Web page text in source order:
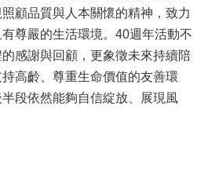
顧品質與人本關懷的精神，致力
尊嚴的生活環境。40週年活動不
感謝與回顧，更象徵未來持續陪
高齡、尊重生命價值的友善環
段依然能夠自信綻放、展現風